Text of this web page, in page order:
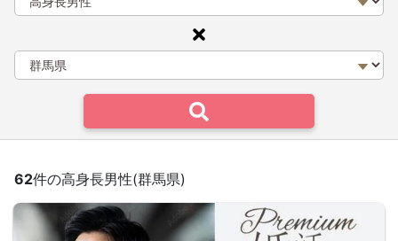
62件の高身長男性(群馬県)